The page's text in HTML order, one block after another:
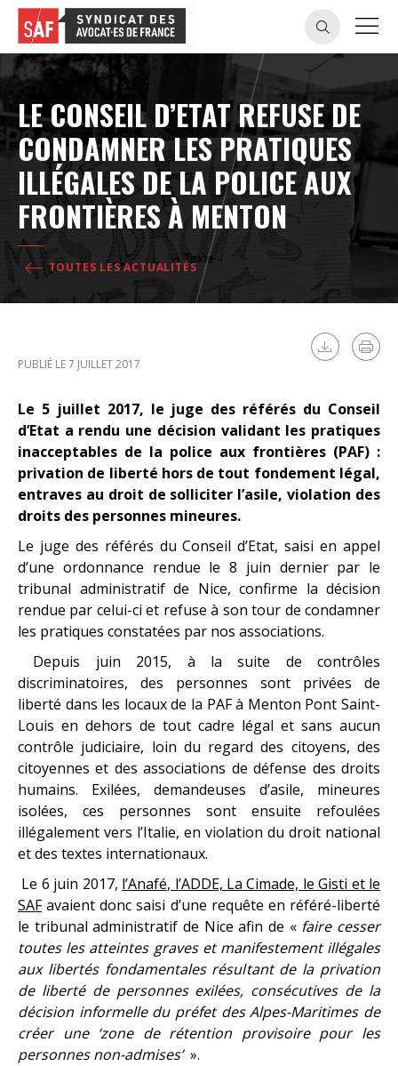
LE CONSEIL D’ETAT REFUSE DE
CONDAMNER LES PRATIQUES
ILLÉGALES DE LA POLICE AUX
FRONTIÈRES À MENTON
TOUTES LES ACTUALITÉS
PUBLIÉ LE 7 JUILLET 2017
Le 5 juillet 2017, le juge des référés du Conseil
d’Etat a rendu une décision validant les pratiques
inacceptables de la police aux frontières (PAF) :
privation de liberté hors de tout fondement légal,
entraves au droit de solliciter l’asile, violation des
droits des personnes mineures.
Le juge des référés du Conseil d’Etat, saisi en appel
d’une ordonnance rendue le 8 juin dernier par le
tribunal administratif de Nice, confirme la décision
rendue par celui-ci et refuse à son tour de condamner
les pratiques constatées par nos associations.
Depuis juin 2015, à la suite de contrôles
discriminatoires, des personnes sont privées de
liberté dans les locaux de la PAF à Menton Pont Saint-
Louis en dehors de tout cadre légal et sans aucun
contrôle judiciaire, loin du regard des citoyens, des
citoyennes et des associations de défense des droits
humains. Exilées, demandeuses d’asile, mineures
isolées, ces personnes sont ensuite refoulées
illégalement vers l’Italie, en violation du droit national
et des textes internationaux.
Le 6 juin 2017, l’Anafé, l’ADDE, La Cimade, le Gisti et le
SAFavaient donc saisi d’une requête en référé-liberté
le tribunal administratif de Nice afin de « faire cesser
toutes les atteintes graves et manifestement illégales
aux libertés fondamentales résultant de la privation
de liberté de personnes exilées, consécutives de la
décision informelle du préfet des Alpes-Maritimes de
créer une ‘zone de rétention provisoire pour les
personnes non-admises’ ».